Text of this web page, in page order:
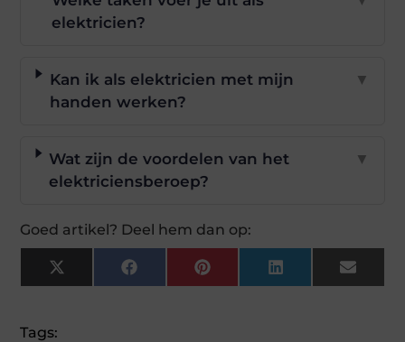
elektricien?
Kan ik als elektricien met mijn
handen werken?
▼
Wat zijn de voordelen van het
elektriciensberoep?
▼
Goed artikel? Deel hem dan op:
X
(Twitter)
FacebookPinterestLinkedInEmail
Tags: